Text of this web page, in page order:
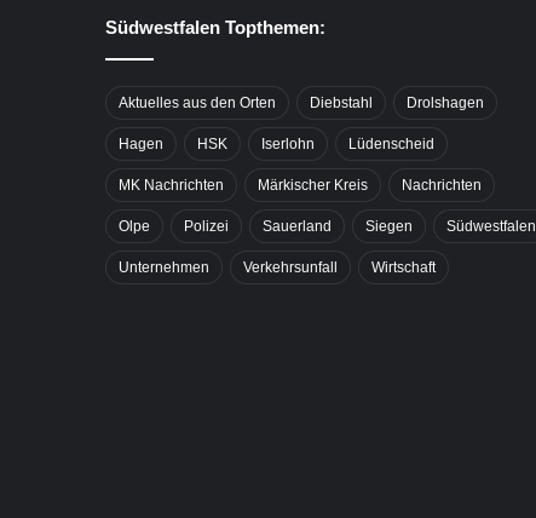
Südwestfalen Topthemen:
Aktuelles aus den Orten Diebstahl Drolshagen
Hagen HSK Iserlohn Lüdenscheid
MK Nachrichten Märkischer Kreis Nachrichten
Olpe Polizei Sauerland Siegen Südwestfalen
Unternehmen Verkehrsunfall Wirtschaft